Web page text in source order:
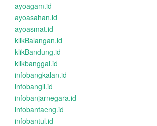
ayoagam.id
ayoasahan.id
ayoasmat.id
klikBalangan.id
klikBandung.id
klikbanggai.id
infobangkalan.id
infobangli.id
infobanjarnegara.id
infobantaeng.id
infobantul.id